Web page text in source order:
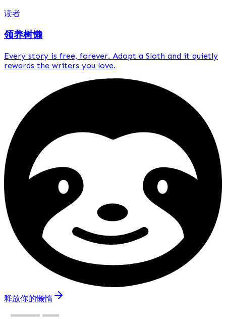
读者
领养树懒
Every story is free, forever. Adopt a Sloth and it quietly
rewards the writers you love.
释放你的懒惰